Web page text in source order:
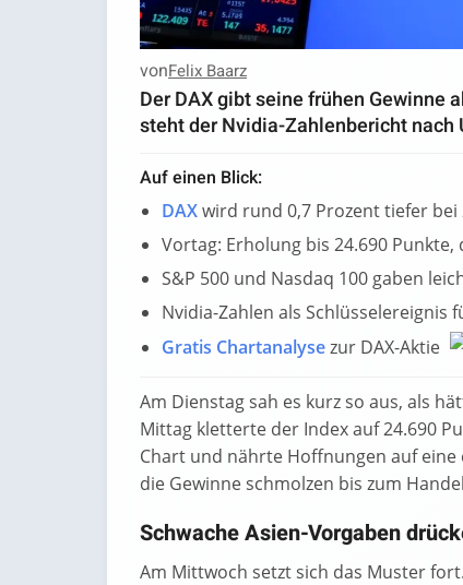
vonFelix Baarz
Der DAX gibt seine frühen Gewinne
steht der Nvidia-Zahlenbericht nach
Auf einen Blick:
DAXwird rund 0,7 Prozent tiefer
Vortag: Erholung bis 24.690
S&P 500 und Nasdaq 100 gaben
Nvidia-Zahlen als Schlüsselereignis
Gratis Chartanalysezur DAX-Aktie
Am Dienstag sah es kurz so aus, als
Mittag kletterte der Index auf 24.690
Chart und nährte Hoffnungen auf
die Gewinne schmolzen bis zum
Schwache Asien-Vorgaben
Am Mittwoch setzt sich das Muster